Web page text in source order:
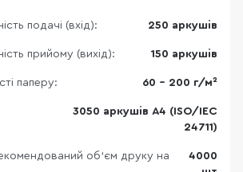
подачі (вхід): 250 аркушів
прийому (вихід): 150 аркушів
паперу: 60 - 200 г/м²
3050 аркушів A4 (ISO/IEC
24711)
об’єм друку на
4000